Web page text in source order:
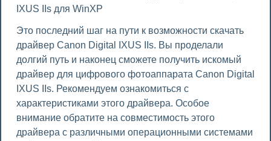
IXUS IIs для WinXP
Это последний шаг на пути к возможности скачать
драйвер Canon Digital IXUS IIs. Вы проделали
долгий путь и наконец сможете получить искомый
драйвер для цифрового фотоаппарата Canon Digital
IXUS IIs. Рекомендуем ознакомиться с
характеристиками этого драйвера. Особое
внимание обратите на совместимость этого
драйвера с различными операционными системами